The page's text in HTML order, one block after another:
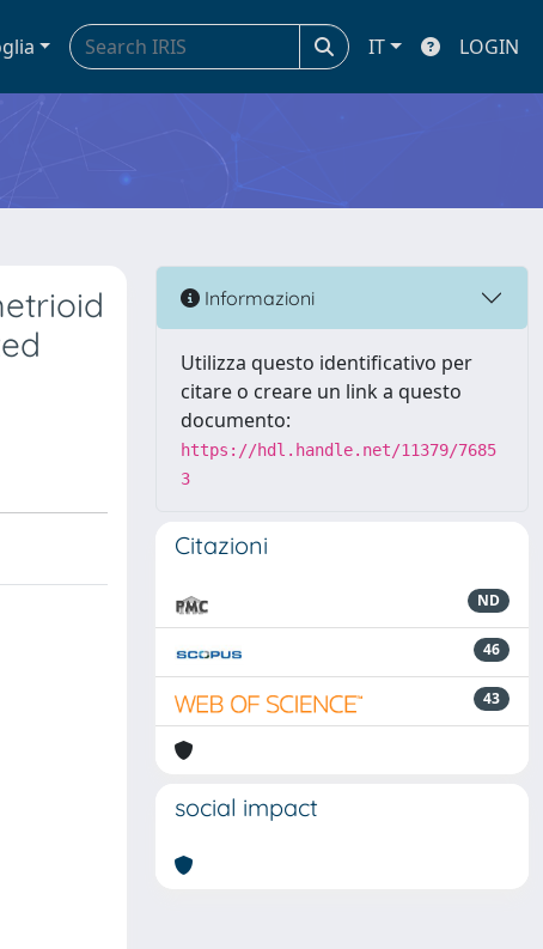
IT LOGIN
Informazioni
Utilizza questo identificativo per
citare o creare un link a questo
documento:
https://hdl.handle.net/11379/7685
3
Citazioni
ND
46
43
social impact